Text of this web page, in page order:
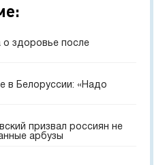
о здоровье после
в Белоруссии: «Надо
призвал россиян не
арбузы